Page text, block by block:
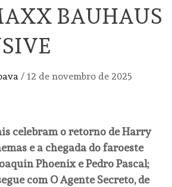
BAUHAUS
/ 12 de novembro de 2025
celebram o retorno de Harry
e a chegada do faroeste
Phoenix e Pedro Pascal;
com O Agente Secreto, de